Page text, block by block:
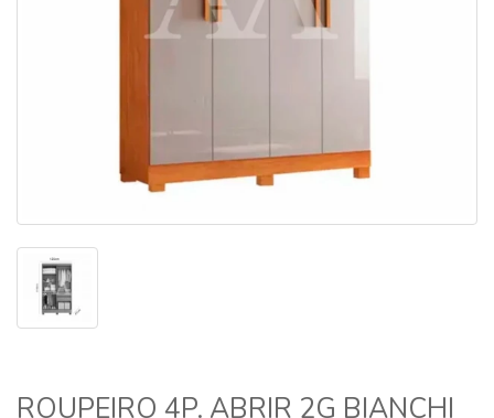
ROUPEIRO 4P. ABRIR 2G BIANCHI